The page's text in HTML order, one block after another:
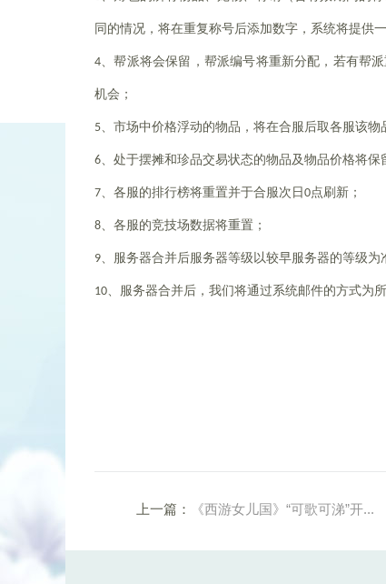
同的情况，将在重复称号后添加数字，系统将提供
4、帮派将会保留，帮派编号将重新分配，若有帮
机会；
5、市场中价格浮动的物品，将在合服后取各服该物
6、处于摆摊和珍品交易状态的物品及物品价格将保
7、各服的排行榜将重置并于合服次日0点刷新；
8、各服的竞技场数据将重置；
9、服务器合并后服务器等级以较早服务器的等级为
10、服务器合并后，我们将通过系统邮件的方式为
上一篇： 《西游女儿国》“可歌可涕”开...